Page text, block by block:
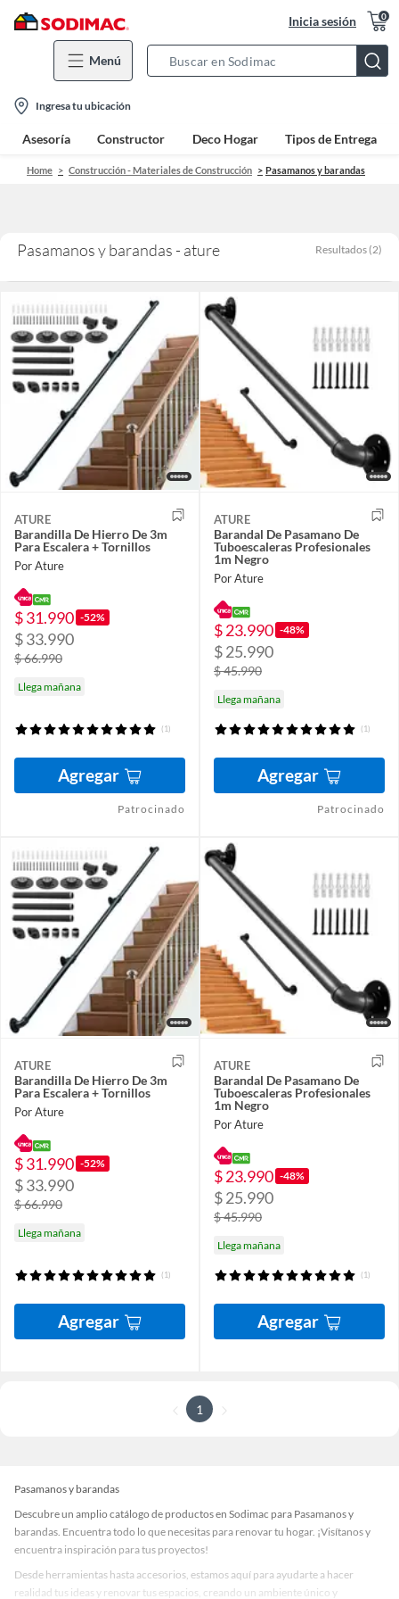
Inicia sesión 0
Menú
Bar
location-
icon
Ingresa tu ubicación
Asesoría Constructor Deco Hogar Tipos de Entrega
Home Construcción - Materiales de Construcción Pasamanos y barandas
Pasamanos y barandas - ature Resultados (2)
ATURE
Barandilla De Hierro De 3m
Para Escalera + Tornillos
Por Ature
$ 31.990 -52%
$ 33.990
$ 66.990
Llega mañana
(1)
Agregar
Patrocinado
ATURE
Barandal De Pasamano De
Tuboescaleras Profesionales
1m Negro
Por Ature
$ 23.990 -48%
$ 25.990
$ 45.990
Llega mañana
(1)
Agregar
Patrocinado
ATURE
Barandilla De Hierro De 3m
Para Escalera + Tornillos
Por Ature
$ 31.990 -52%
$ 33.990
$ 66.990
Llega mañana
(1)
Agregar
ATURE
Barandal De Pasamano De
Tuboescaleras Profesionales
1m Negro
Por Ature
$ 23.990 -48%
$ 25.990
$ 45.990
Llega mañana
(1)
Agregar
1
Pasamanos y barandas
Descubre un amplio catálogo de productos en Sodimac para Pasamanos y
barandas. Encuentra todo lo que necesitas para renovar tu hogar. ¡Visítanos y
encuentra inspiración para tus proyectos!
Desde herramientas hasta accesorios, estamos aquí para ayudarte a hacer
realidad tus ideas y renovar tus espacios, creando un ambiente único y